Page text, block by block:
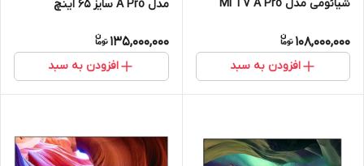
شیائومی مدل Mi TV A Pro
108,000,000
افزودن به سبد
مدل A Pro سایز 65 اینچ
135,000,000
افزودن به سبد